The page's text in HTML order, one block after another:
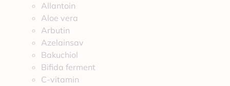
Allantoin
Aloe vera
Arbutin
Azelainsav
Bakuchiol
Bifida ferment
C-vitamin